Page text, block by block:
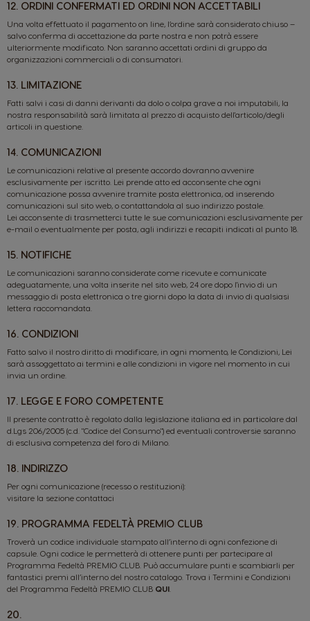
12. ORDINI CONFERMATI ED ORDINI NON ACCETTABILI
Una volta effettuato il pagamento on line, l’ordine sarà considerato chiuso –
salvo conferma di accettazione da parte nostra e non potrà essere
ulteriormente modificato. Non saranno accettati ordini di gruppo da
organizzazioni commerciali o di consumatori.
13. LIMITAZIONE
Fatti salvi i casi di danni derivanti da dolo o colpa grave a noi imputabili, la
nostra responsabilità sarà limitata al prezzo di acquisto dell'articolo/degli
articoli in questione.
14. COMUNICAZIONI
Le comunicazioni relative al presente accordo dovranno avvenire
esclusivamente per iscritto. Lei prende atto ed acconsente che ogni
comunicazione possa avvenire tramite posta elettronica, od inserendo
comunicazioni sul sito web, o contattandola al suo indirizzo postale.
Lei acconsente di trasmetterci tutte le sue comunicazioni esclusivamente per
e-mail o eventualmente per posta, agli indirizzi e recapiti indicati al punto 18.
15. NOTIFICHE
Le comunicazioni saranno considerate come ricevute e comunicate
adeguatamente, una volta inserite nel sito web, 24 ore dopo l'invio di un
messaggio di posta elettronica o tre giorni dopo la data di invio di qualsiasi
lettera raccomandata.
16. CONDIZIONI
Fatto salvo il nostro diritto di modificare, in ogni momento, le Condizioni, Lei
sarà assoggettato ai termini e alle condizioni in vigore nel momento in cui
invia un ordine.
17. LEGGE E FORO COMPETENTE
Il presente contratto è regolato dalla legislazione italiana ed in particolare dal
d.Lgs 206/2005 (c.d. "Codice del Consumo") ed eventuali controversie saranno
di esclusiva competenza del foro di Milano.
18. INDIRIZZO
Per ogni comunicazione (recesso o restituzioni):
visitare la sezione contattaci
19. PROGRAMMA FEDELTÀ PREMIO CLUB
Troverà un codice individuale stampato all’interno di ogni confezione di
capsule. Ogni codice le permetterà di ottenere punti per partecipare al
Programma Fedeltà PREMIO CLUB. Può accumulare punti e scambiarli per
fantastici premi all’interno del nostro catalogo. Trova i Termini e Condizioni
del Programma Fedeltà PREMIO CLUB QUI
20.